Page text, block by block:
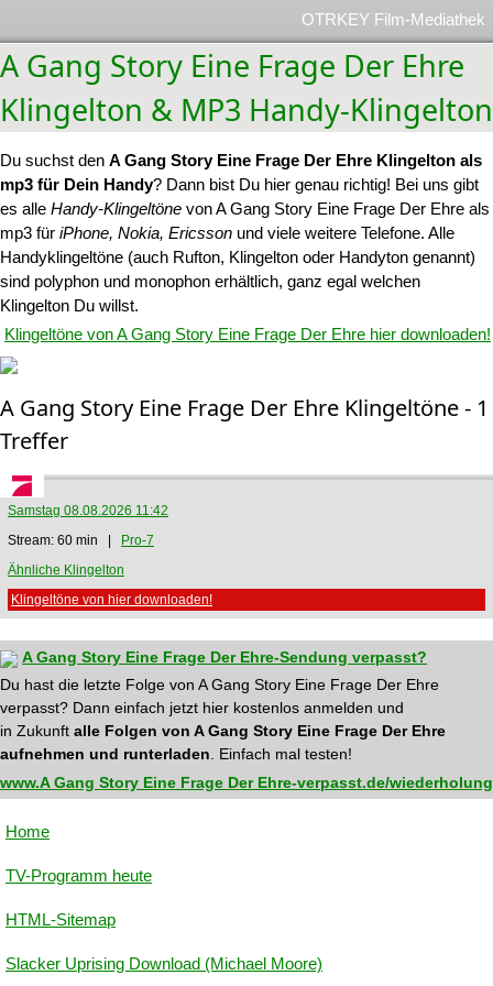
OTRKEY Film-Mediathek
A Gang Story Eine Frage Der Ehre
Klingelton & MP3 Handy-Klingelton
Du suchst den A Gang Story Eine Frage Der Ehre Klingelton als
mp3 für Dein Handy? Dann bist Du hier genau richtig! Bei uns gibt
es alle Handy-Klingeltöne von A Gang Story Eine Frage Der Ehre als
mp3 für iPhone, Nokia, Ericsson und viele weitere Telefone. Alle
Handyklingeltöne (auch Rufton, Klingelton oder Handyton genannt)
sind polyphon und monophon erhältlich, ganz egal welchen
Klingelton Du willst.
Klingeltöne von A Gang Story Eine Frage Der Ehre hier downloaden!
A Gang Story Eine Frage Der Ehre Klingeltöne - 1
Treffer
Samstag 08.08.2026 11:42
Stream: 60 min |
Pro-7
Ähnliche Klingelton
Klingeltöne von hier downloaden!
A Gang Story Eine Frage Der Ehre-Sendung verpasst?
Du hast die letzte Folge von A Gang Story Eine Frage Der Ehre
verpasst? Dann einfach jetzt hier kostenlos anmelden und
in Zukunft alle Folgen von A Gang Story Eine Frage Der Ehre
aufnehmen und runterladen . Einfach mal testen!
www.A Gang Story Eine Frage Der Ehre-verpasst.de/
Home
TV-Programm heute
HTML-Sitemap
Slacker Uprising Download (Michael Moore)